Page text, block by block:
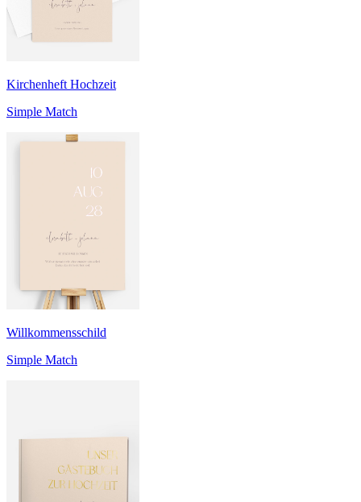
Kirchenheft Hochzeit
Simple Match
Willkommensschild
Simple Match